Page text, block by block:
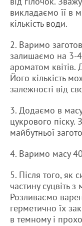
викладаємо її в
кількість води.
2. Варимо
залишаємо на 3-4
ароматом
Його кількість
залежності від
3. Додаємо в
цукрового
майбутньої
4. Варимо масу
5. Після того, як
частину суцвіть
Розливаємо
герметично їх
в темному і